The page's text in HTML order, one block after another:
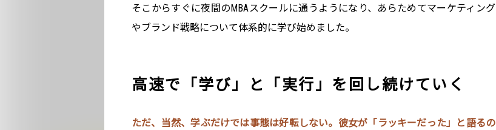
そこからすぐに夜間のMBAスクールに通うようになり、あらためてマーケティング
やブランド戦略について体系的に学び始めました。
高速で「学び」と「実行」を回し続けていく
ただ、当然、学ぶだけでは事態は好転しない。彼女が「ラッキーだった」と語るの